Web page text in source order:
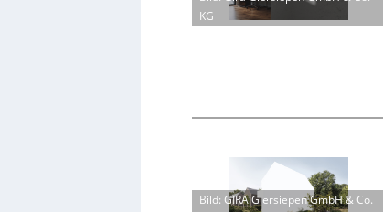
KG
Bild: GIRA Giersiepen GmbH & Co.